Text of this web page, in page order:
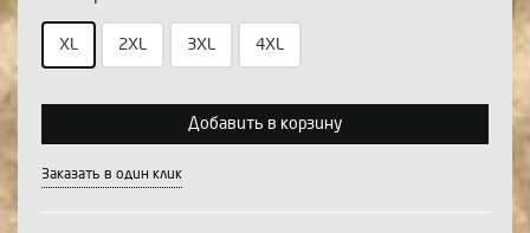
XL 2XL 3XL 4XL
Выберите количество:
Добавить в корзину
Заказать в один клик